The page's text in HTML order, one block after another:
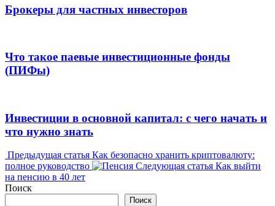
Брокеры для частных инвесторов
Что такое паевые инвестиционные фонды
(ПИФы)
Инвестиции в основной капитал: с чего начать и
что нужно знать
Предыдущая статья Предыдущая
запись:
Как безопасно хранить криптовалюту:
полное руководство
Следующая статья Следующая
Как выйти
на пенсию в 40 лет
Поиск
Поиск